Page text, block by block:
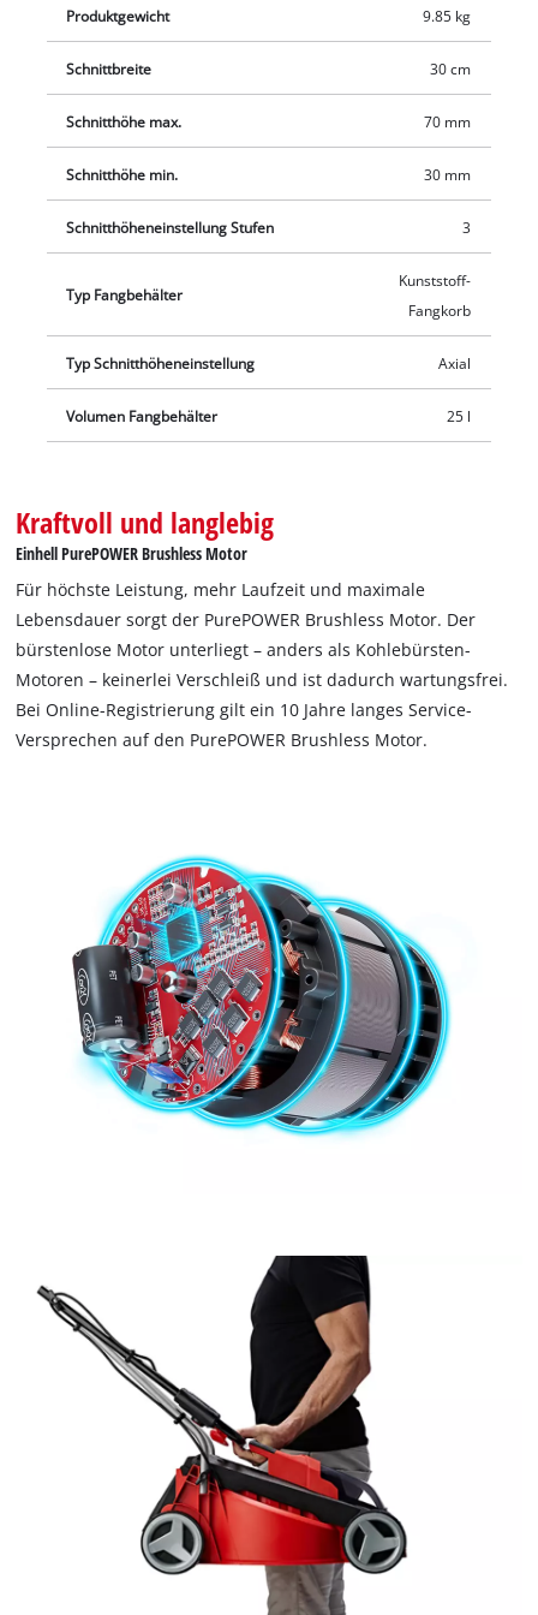
Produktgewicht 9.85 kg
Schnittbreite 30 cm
Schnitthöhe max. 70 mm
Schnitthöhe min. 30 mm
Schnitthöheneinstellung Stufen 3
Typ Fangbehälter
Kunststoff-
Fangkorb
Typ Schnitthöheneinstellung Axial
Volumen Fangbehälter 25 l
Kraftvoll und langlebig
Einhell PurePOWER Brushless Motor
Für höchste Leistung, mehr Laufzeit und maximale
Lebensdauer sorgt der PurePOWER Brushless Motor. Der
bürstenlose Motor unterliegt – anders als Kohlebürsten-
Motoren – keinerlei Verschleiß und ist dadurch wartungsfrei.
Bei Online-Registrierung gilt ein 10 Jahre langes Service-
Versprechen auf den PurePOWER Brushless Motor.